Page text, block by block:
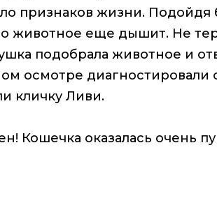
признаков жизни. Подойдя
животное еще дышит. Не
подобрала животное и
осмотре диагностировали
кличку Ливи.
Кошечка оказалась очень